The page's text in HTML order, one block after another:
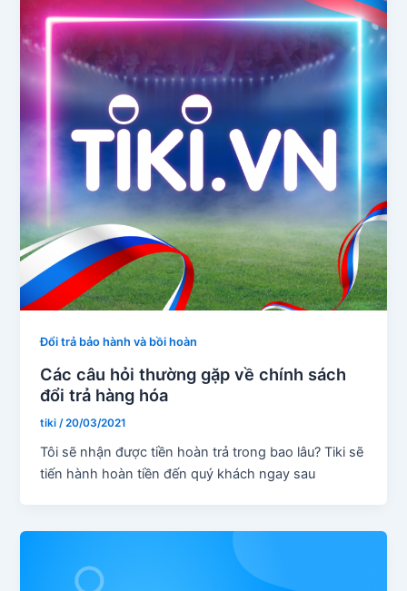
Đổi trả bảo hành và bồi hoàn
Các câu hỏi thường gặp về chính sách
đổi trả hàng hóa
tiki /20/03/2021
Tôi sẽ nhận được tiền hoàn trả trong bao lâu? Tiki sẽ
tiến hành hoàn tiền đến quý khách ngay sau